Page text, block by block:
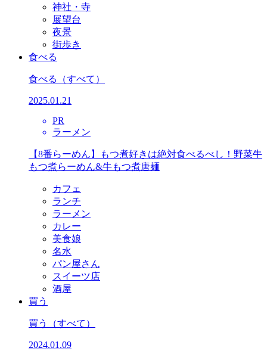
神社・寺
展望台
夜景
街歩き
食べる
食べる （すべて）
2025.01.21
PR
ラーメン
【8番らーめん】もつ煮好きは絶対食べるべし！野菜牛
もつ煮らーめん&牛もつ煮唐麺
カフェ
ランチ
ラーメン
カレー
美食娘
名水
パン屋さん
スイーツ店
酒屋
買う
買う （すべて）
2024.01.09